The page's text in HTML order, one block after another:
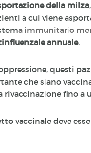
della milza
a cui viene
a immunitario
annuale.
questi
che siano
fino a
vaccinale deve